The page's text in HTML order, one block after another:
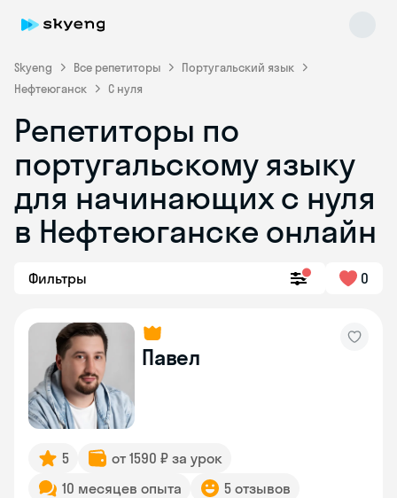
Skyeng Все репетиторы
Португальский язык
Нефтеюганск
С нуля
Репетиторы по
португальскому языку
для начинающих с нуля
в Нефтеюганске онлайн
Фильтры 0
Павел
5
от 1590 ₽ за урок
10 месяцев опыта
5 отзывов
Skyeng Chat
online